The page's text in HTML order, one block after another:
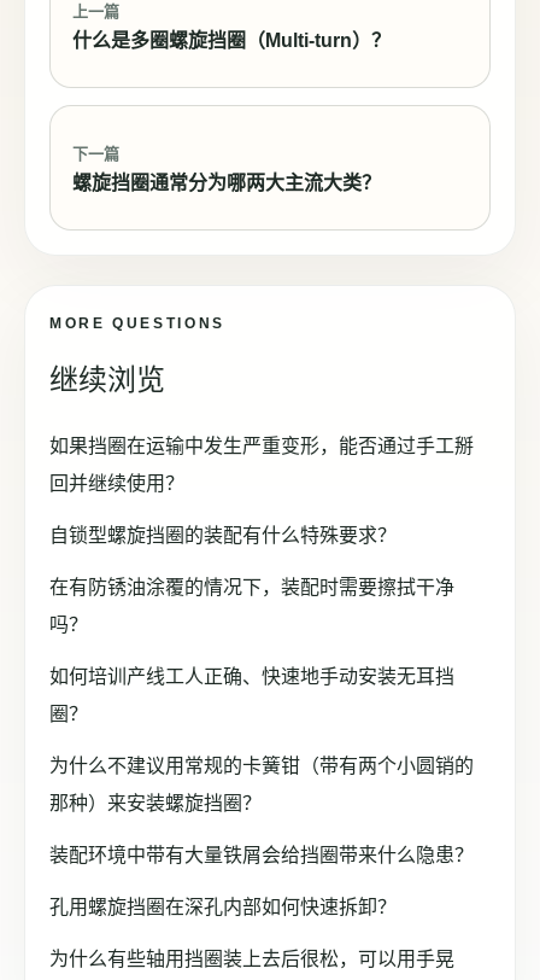
上一篇
什么是多圈螺旋挡圈（Multi-turn）？
下一篇
螺旋挡圈通常分为哪两大主流大类？
MORE QUESTIONS
继续浏览
如果挡圈在运输中发生严重变形，能否通过手工掰
回并继续使用？
自锁型螺旋挡圈的装配有什么特殊要求？
在有防锈油涂覆的情况下，装配时需要擦拭干净
吗？
如何培训产线工人正确、快速地手动安装无耳挡
圈？
为什么不建议用常规的卡簧钳（带有两个小圆销的
那种）来安装螺旋挡圈？
装配环境中带有大量铁屑会给挡圈带来什么隐患？
孔用螺旋挡圈在深孔内部如何快速拆卸？
为什么有些轴用挡圈装上去后很松，可以用手晃